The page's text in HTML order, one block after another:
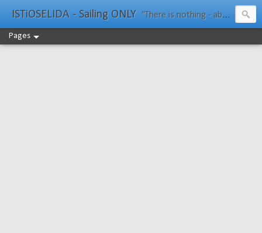
ISTiOSELIDA - Sailing ONLY "There is nothing - absolutely nothing - half so much worth doing as simply messing about in boats." Water Rat, Kenneth Grahame
Pages